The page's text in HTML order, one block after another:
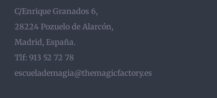
C/Enrique Granados 6,
28224 Pozuelo de Alarcón,
Madrid, España.
Tlf: 913 52 72 78
escuelademagia@themagicfactory.es